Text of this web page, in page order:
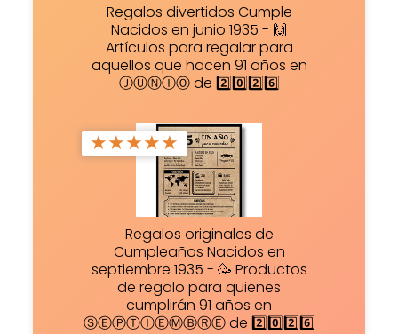
Regalos divertidos Cumple
Nacidos en junio 1935 - 🙌
Artículos para regalar para
aquellos que hacen 91 años en
ⒿⓊⓃⒾⓄ de 2️⃣0️⃣2️⃣6️⃣
★★★★★
Regalos originales de
Cumpleaños Nacidos en
septiembre 1935 - 🥳 Productos
de regalo para quienes
cumplirán 91 años en
ⓈⒺⓅⓉⒾⒺⓂⒷⓇⒺ de 2️⃣0️⃣2️⃣6️⃣